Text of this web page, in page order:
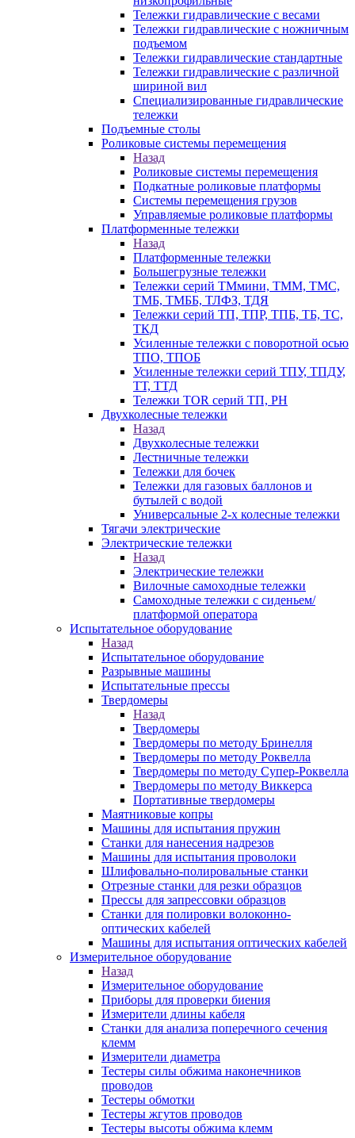
Тележки гидравлические с весами
Тележки гидравлические с ножничным
подъемом
Тележки гидравлические стандартные
Тележки гидравлические с различной
шириной вил
Специализированные гидравлические
тележки
Подъемные столы
Роликовые системы перемещения
Назад
Роликовые системы перемещения
Подкатные роликовые платформы
Системы перемещения грузов
Управляемые роликовые платформы
Платформенные тележки
Назад
Платформенные тележки
Большегрузные тележки
Тележки серий ТМмини, ТММ, ТМС,
ТМБ, ТМББ, ТЛФЗ, ТДЯ
Тележки серий ТП, ТПР, ТПБ, ТБ, ТС,
ТКД
Усиленные тележки с поворотной осью
ТПО, ТПОБ
Усиленные тележки серий ТПУ, ТПДУ,
ТТ, ТТД
Тележки TOR серий ТП, PH
Двухколесные тележки
Назад
Двухколесные тележки
Лестничные тележки
Тележки для бочек
Тележки для газовых баллонов и
бутылей с водой
Универсальные 2-х колесные тележки
Тягачи электрические
Электрические тележки
Назад
Электрические тележки
Вилочные самоходные тележки
Самоходные тележки с сиденьем/
платформой оператора
Испытательное оборудование
Назад
Испытательное оборудование
Разрывные машины
Испытательные прессы
Твердомеры
Назад
Твердомеры
Твердомеры по методу Бринелля
Твердомеры по методу Роквелла
Твердомеры по методу Супер-Роквелла
Твердомеры по методу Виккерса
Портативные твердомеры
Маятниковые копры
Машины для испытания пружин
Станки для нанесения надрезов
Машины для испытания проволоки
Шлифовально-полировальные станки
Отрезные станки для резки образцов
Прессы для запрессовки образцов
Станки для полировки волоконно-
оптических кабелей
Машины для испытания оптических кабелей
Измерительное оборудование
Назад
Измерительное оборудование
Приборы для проверки биения
Измерители длины кабеля
Станки для анализа поперечного сечения
клемм
Измерители диаметра
Тестеры силы обжима наконечников
проводов
Тестеры обмотки
Тестеры жгутов проводов
Тестеры высоты обжима клемм